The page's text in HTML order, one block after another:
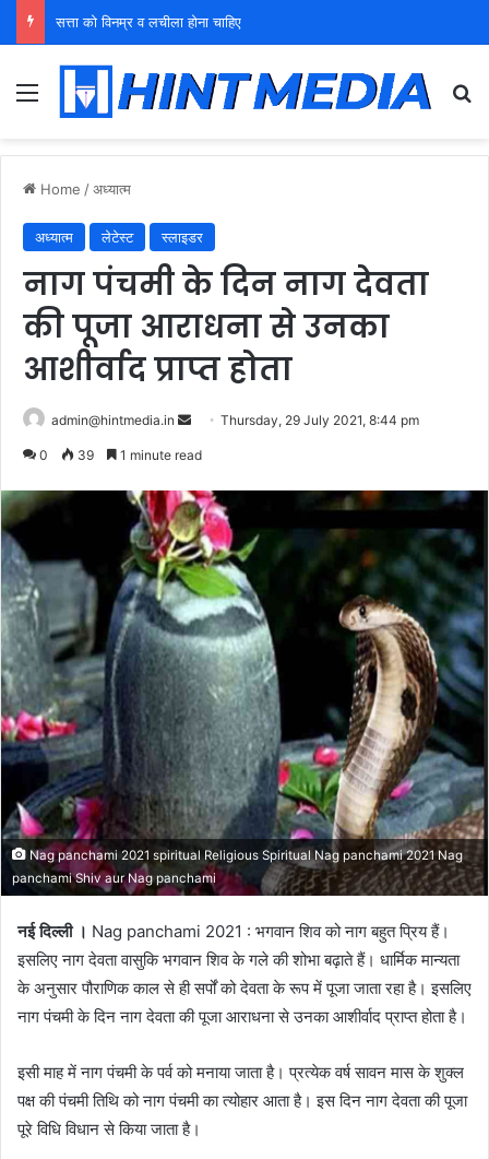
युवा शक्ति को पहचाने बूढ़ा नेतृत्व
Menu
Home /अध्यात्म
अध्यात्म लेटेस्ट स्लाइडर
नाग पंचमी के दिन नाग देवता
की पूजा आराधना से उनका
आशीर्वाद प्राप्त होता
admin@hintmedia.in
SendThursday, 29 July 2021, 8:44 pm
0 39 1 minute read
Nag panchami 2021 spiritual Religious Spiritual Nag panchami 2021 Nag
panchami Shiv aur Nag panchami
नई दिल्ली । Nag panchami 2021 : भगवान शिव को नाग बहुत प्रिय हैं।
इसलिए नाग देवता वासुकि भगवान शिव के गले की शोभा बढ़ाते हैं। धार्मिक मान्यता
के अनुसार पौराणिक काल से ही सर्पों को देवता के रूप में पूजा जाता रहा है। इसलिए
नाग पंचमी के दिन नाग देवता की पूजा आराधना से उनका आशीर्वाद प्राप्त होता है।
इसी माह में नाग पंचमी के पर्व को मनाया जाता है। प्रत्येक वर्ष सावन मास के शुक्ल
पक्ष की पंचमी तिथि को नाग पंचमी का त्योहार आता है। इस दिन नाग देवता की पूजा
पूरे विधि विधान से किया जाता है।